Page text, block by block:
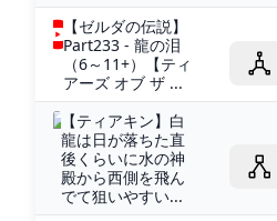
【ゼルダの伝説】
Part233 - 龍の泪
（6～11+）【ティ
アーズ オブ ザ ...
【ティアキン】白
龍は日が落ちた直
後くらいに水の神
殿から西側を飛ん
でて狙いやすい...